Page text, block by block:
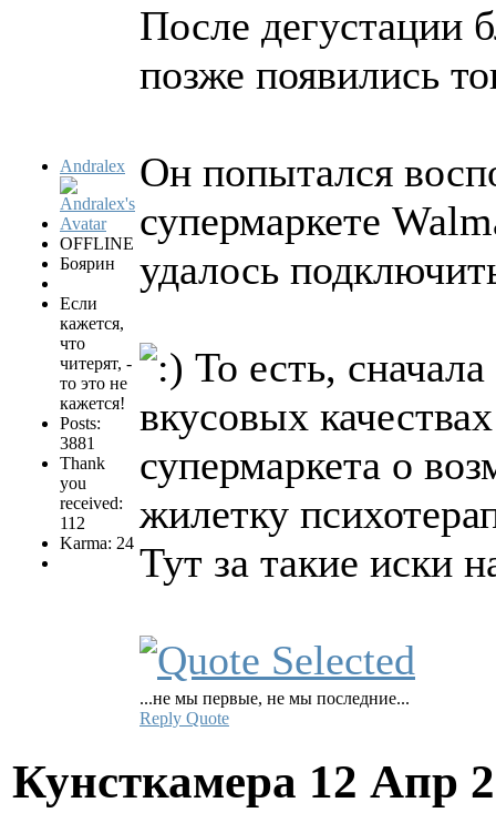
Andralex
OFFLINE
Боярин
Если
кажется,
что
читерят, -
то это не
кажется!
Posts:
3881
Thank
you
received:
112
Karma: 24
После дегустации
позже появились
Он попытался
супермаркете
удалось
То есть,
вкусовых
супермаркета о
жилетку
Тут за такие иски
...не мы первые, не мы последние...
Reply Quote
Кунсткамера 12 Апр